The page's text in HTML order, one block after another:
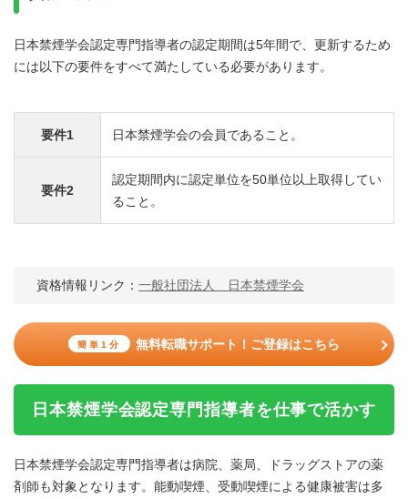
日本禁煙学会認定専門指導者の認定期間は5年間で、更新するため
には以下の要件をすべて満たしている必要があります。
要件1 日本禁煙学会の会員であること。
要件2
認定期間内に認定単位を50単位以上取得してい
ること。
資格情報リンク： 一般社団法人 日本禁煙学会
簡単1分 無料転職サポート！ご登録はこちら
日本禁煙学会認定専門指導者を仕事で活かす
日本禁煙学会認定専門指導者は病院、薬局、ドラッグストアの薬
剤師も対象となります。能動喫煙、受動喫煙による健康被害は多